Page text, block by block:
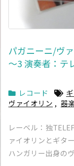
パガニーニ/ヴ
～3 演奏者：テ
レコード
ヴァイオリン , 器
レーベル：独
ァイオリンとギタ
ハンガリー出身の